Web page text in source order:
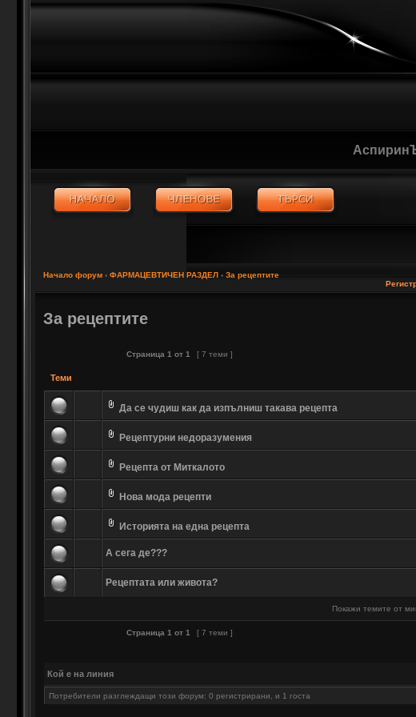
Начало форум ‹ ФАРМАЦЕВТИЧЕН РАЗДЕЛ ‹ За рецептите
За рецептите
Страница 1 от 1 [ 7 теми ]
Теми
Да се чудиш как да изпълниш такава рецепта
Рецептурни недоразумения
Рецепта от Миткалото
Нова мода рецепти
Историята на една рецепта
А сега де???
Рецептата или живота?
Покажи темите от
Страница 1 от 1 [ 7 теми ]
Кой е на линия
Потребители разглеждащи този форум: 0 регистрирани, и 1 госта